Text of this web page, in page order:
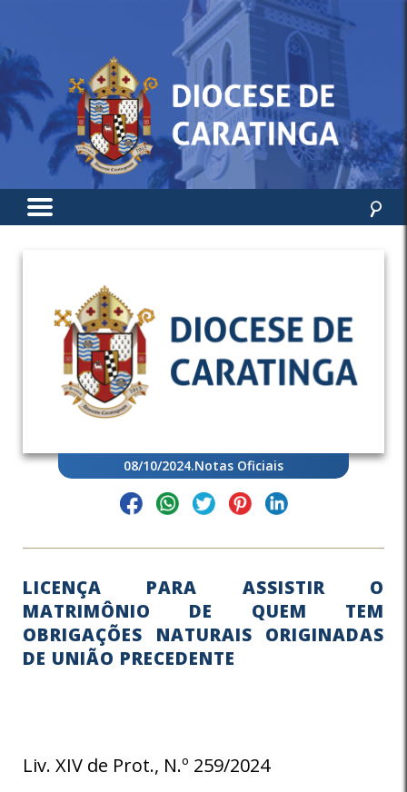
08/10/2024.Notas Oficiais
LICENÇA PARA ASSISTIR O
MATRIMÔNIO DE QUEM TEM
OBRIGAÇÕES NATURAIS ORIGINADAS
DE UNIÃO PRECEDENTE
Liv. XIV de Prot., N.º 259/2024